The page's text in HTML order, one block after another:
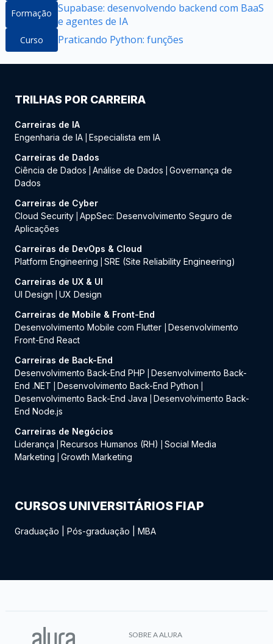
Formação Supabase: desenvolvendo backend com BaaS
e agentes de IA
Curso Praticando Python: funções
TRILHAS POR CARREIRA
Carreiras de IA
Engenharia de IA Especialista em IA
Carreiras de Dados
Ciência de Dados
Análise de Dados
Governança de
Dados
Carreiras de Cyber
Cloud Security AppSec: Desenvolvimento Seguro de
Aplicações
Carreiras de DevOps & Cloud
Platform Engineering
SRE (Site Reliability Engineering)
Carreiras de UX & UI
UI Design
UX Design
Carreiras de Mobile & Front-End
Desenvolvimento Mobile com Flutter
Desenvolvimento
Front-End React
Carreiras de Back-End
Desenvolvimento Back-End PHP
Desenvolvimento Back-
End .NET
Desenvolvimento Back-End Python
Desenvolvimento Back-End Java
Desenvolvimento Back-
End Node.js
Carreiras de Negócios
Liderança
Recursos Humanos (RH)
Social Media
Marketing
Growth Marketing
CURSOS UNIVERSITÁRIOS FIAP
Graduação Pós-graduação MBA
SOBRE A ALURA